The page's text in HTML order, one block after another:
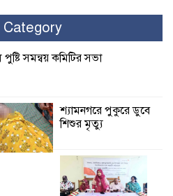
সাতক্ষীরা জেলা আইন-
শৃঙ্খলা বিষয়ক মাসিক
সভা অনুষ্ঠিত,গুরুত্বপূর্ণ
সিদ্ধান্ত গ্রহণ
ধর্মান্তরিত করে বিয়ের অভিযোগ
মাধ্যমিক বিদ্যালয়ের
কমিটির অভিষেক
অনুষ্ঠিত
পুষ্টি সমন্বয় কমিটির সভা
শ্যামনগরে পুকুরে ডুবে
শিশুর মৃত্যু